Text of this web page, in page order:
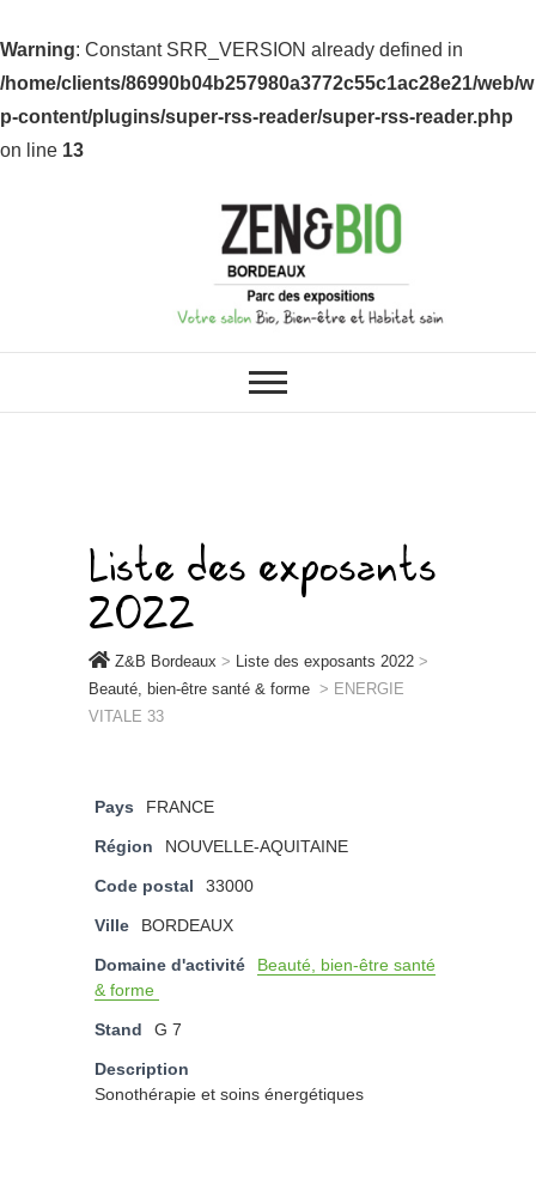
Warning: Constant SRR_VERSION already defined in
/home/clients/86990b04b257980a3772c55c1ac28e21/web/w
p-content/plugins/super-rss-reader/super-rss-reader.php
on line 13
Z&B Bordeaux
ZEN & BIO : VOS SALONS BIO,
BIEN-ÊTRE ET HABITAT SAIN
Liste des exposants
2022
Z&B Bordeaux > Liste des exposants 2022 >
Beauté, bien-être santé & forme > ENERGIE
VITALE 33
Pays FRANCE
Région NOUVELLE-AQUITAINE
Code postal 33000
Ville BORDEAUX
Domaine d'activité
Beauté, bien-être santé
& forme
Stand G 7
Description
Sonothérapie et soins énergétiques